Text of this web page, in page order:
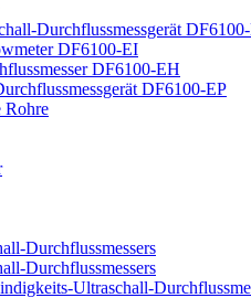
Durchflussmessgerät
DF6100-EI
DF6100-EH
DF6100-EP
Rohre
Durchflussmessers
Durchflussmessers
Ultraschall-